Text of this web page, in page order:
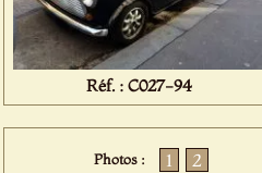
Réf. : C027-94
Photos : 1 2